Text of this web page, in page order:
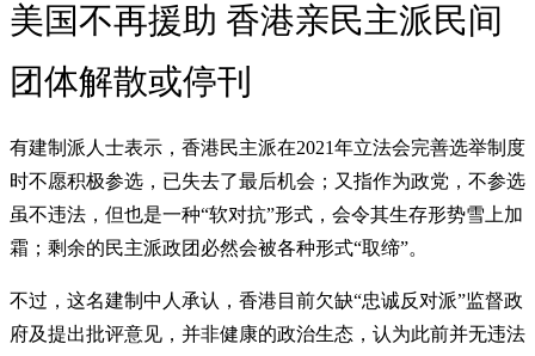
美国不再援助 香港亲民主派民间
团体解散或停刊
有建制派人士表示，香港民主派在2021年立法会完善选举制度
时不愿积极参选，已失去了最后机会；又指作为政党，不参选
虽不违法，但也是一种“软对抗”形式，会令其生存形势雪上加
霜；剩余的民主派政团必然会被各种形式“取缔”。
不过，这名建制中人承认，香港目前欠缺“忠诚反对派”监督政
府及提出批评意见，并非健康的政治生态，认为此前并无违法